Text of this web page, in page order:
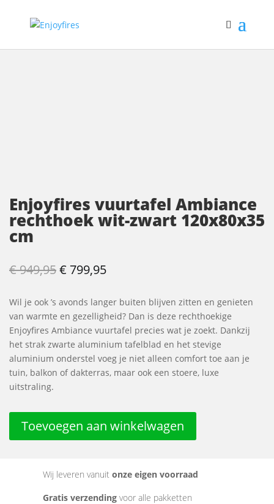
Enjoyfires vuurtafel Ambiance
rechthoek wit-zwart 120x80x35
cm
€949,95Oorspronkelijke
was:
€ 949,95.
€ 799,95Huidige
is:
€ 799,95.
Wil je ook ’s avonds langer buiten blijven zitten en genieten
van warmte en gezelligheid? Dan is deze rechthoekige
Enjoyfires Ambiance vuurtafel precies wat je zoekt. Dankzij
het strak zwarte aluminium tafelblad en het stevige
aluminium onderstel voeg je niet alleen comfort toe aan je
tuin, balkon of dakterras, maar ook een stoere, luxe
uitstraling.
Toevoegen aan winkelwagen
Wij leveren vanuit onze eigen voorraad
Gratis verzending voor alle pakketten